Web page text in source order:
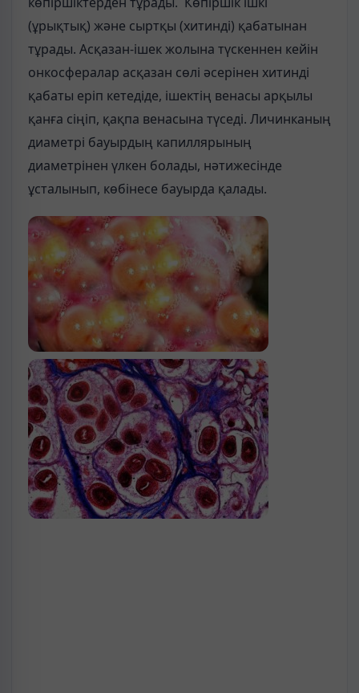
(ұрықтық) және сыртқы (хитинді) қабатынан
тұрады. Асқазан-ішек жолына түскеннен кейін
онкосфералар асқазан сөлі әсерінен хитинді
қабаты еріп кетедіде, ішектің венасы арқылы
қанға сіңіп, қақпа венасына түседі. Личинканың
диаметрі бауырдың капиллярының
диаметрінен үлкен болады, нәтижесінде
ұсталынып, көбінесе бауырда қалады.